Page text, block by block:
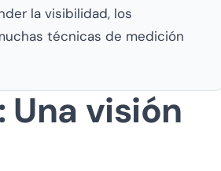
la visibilidad, los
técnicas de medición
visión